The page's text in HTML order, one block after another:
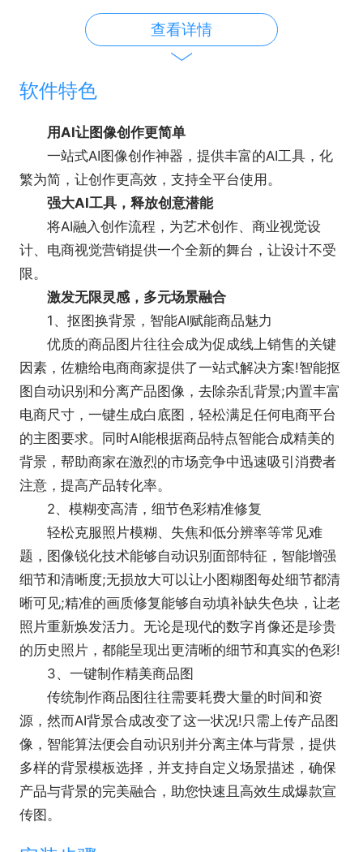
智能AI驱动人像修复技术，准确识别并提升模糊
图像清晰度，提升视觉冲击力。
一键上传图片，AI照片修复技术能够巧妙重塑图
【AI图片去水印】
专业图片去水印(消除笔)工具，一键去除照片中
的不想要的元素，同时保持照片画质高清无损。
【AI无损放大】
图片放大至2倍、4倍，智能提升分辨率并优化细
节，轻松实现图片无损放大。
【一键白底图】
商品白底图轻松制作，精准识别商品主体，迅速
置换为白色背景，实现高效白底图制作。
【图片压缩】
轻松压缩图片大小且不牺牲图片质量，有效节省
存储空间，提升文件的分享与传输效率。
【图片裁剪】
一键图片改尺寸，无需复杂操作，快速高效地实
现图片裁剪和尺寸调整。
【图片转文字】
利用先进的OCR识别技术，支持高达25种文字识
别，快速准确的将图片转换成可编辑文本。
【图片格式转换】
一键将Webp、PNG、HEIC等多种格式转换为
JPG，并保持原图清晰度，体验无缝的图片转换。
【模糊图片背景】
智能模糊照片背景，一键突出图片主体，增强视
觉焦点。
人像编辑：
【人像变清晰】
远距拍摄或者光线不足造成的照片模糊，都能精
准进行人像修复，让面部细节恢复鲜活。
【证件照制作】
查看详情
软件特色
用AI让图像创作更简单
一站式AI图像创作神器，提供丰富的AI工具，化
繁为简，让创作更高效，支持全平台使用。
强大AI工具，释放创意潜能
将AI融入创作流程，为艺术创作、商业视觉设
计、电商视觉营销提供一个全新的舞台，让设计不受
限。
激发无限灵感，多元场景融合
1、抠图换背景，智能AI赋能商品魅力
优质的商品图片往往会成为促成线上销售的关键
因素，佐糖给电商商家提供了一站式解决方案!智能抠
图自动识别和分离产品图像，去除杂乱背景;内置丰富
电商尺寸，一键生成白底图，轻松满足任何电商平台
的主图要求。同时AI能根据商品特点智能合成精美的
背景，帮助商家在激烈的市场竞争中迅速吸引消费者
注意，提高产品转化率。
2、模糊变高清，细节色彩精准修复
轻松克服照片模糊、失焦和低分辨率等常见难
题，图像锐化技术能够自动识别面部特征，智能增强
细节和清晰度;无损放大可以让小图糊图每处细节都清
晰可见;精准的画质修复能够自动填补缺失色块，让老
照片重新焕发活力。无论是现代的数字肖像还是珍贵
的历史照片，都能呈现出更清晰的细节和真实的色彩!
3、一键制作精美商品图
传统制作商品图往往需要耗费大量的时间和资
源，然而AI背景合成改变了这一状况!只需上传产品图
像，智能算法便会自动识别并分离主体与背景，提供
多样的背景模板选择，并支持自定义场景描述，确保
产品与背景的完美融合，助您快速且高效生成爆款宣
传图。